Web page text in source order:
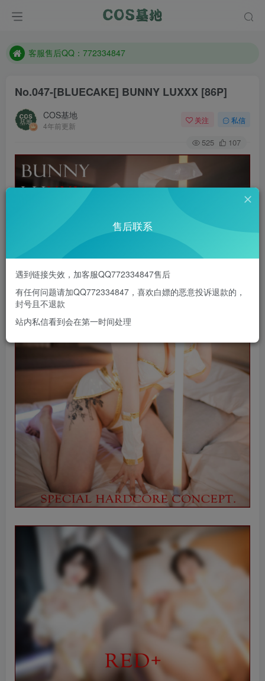
防失联：百度搜索《一七天佳》，实时查看最新站点。
遇到任何问题加客服QQ：772334847
No.047-[BLUECAKE] BUNNY LUXXX [86P]
COS基地
4年前更新
关注 私信
525 107
售后联系
遇到链接失效，加客服QQ772334847售后
有任何问题请加QQ772334847，喜欢白嫖的恶意投诉退款的，
封号且不退款
站内私信看到会在第一时间处理